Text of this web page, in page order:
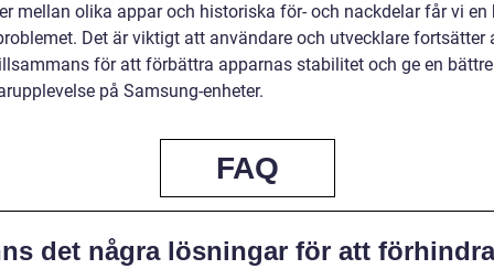
mellan olika appar och historiska för- och nackdelar får vi en
Det är viktigt att användare och utvecklare fortsätter
för att förbättra apparnas stabilitet och ge en bättre
på Samsung-enheter.
FAQ
det några lösningar för att förhindra